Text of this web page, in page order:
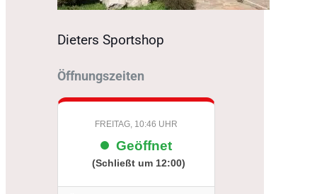
Dieters Sportshop
Öffnungszeiten
FREITAG, 10:46 UHR
Geöffnet
(Schließt um 12:00)